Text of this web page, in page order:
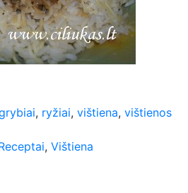
, ryžiai, vištiena, vištienos
, Vištiena